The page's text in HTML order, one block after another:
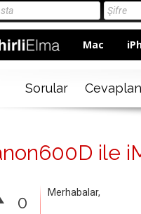
Mac
Sorular
ile
0 Merhabalar,